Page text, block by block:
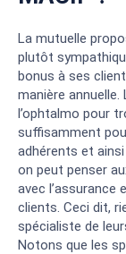
La mutuelle
plutôt
bonus à ses
manière
l’ophtalmo pour
suffisamment
adhérents et
on peut penser
avec
clients. Ceci dit,
spécialiste de
Notons que les